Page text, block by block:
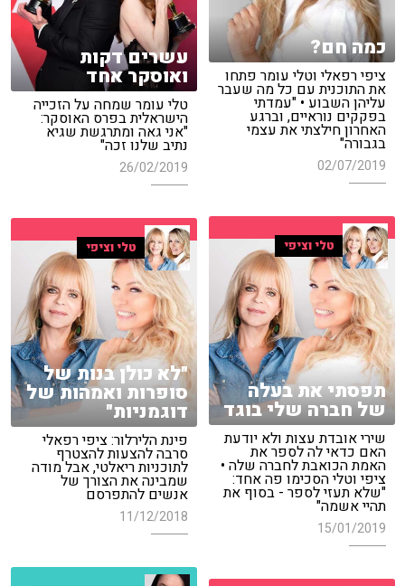
כמה חם?
ציפי רפאלי וטלי עומר פתחו
את התוכנית עם כל מה שעבר
עליהן השבוע • "עמדתי
בפקקים נוראיים, וברגע
האחרון חילצתי את עצמי
בגבורה"
02/07/2019
עשרים דקות
ואוסקר אחד
טלי עומר שמחה על הזכייה
הישראלית בפרס האוסקר:
"אני גאה ומתרגשת שגיא
נתיב שלנו זכה"
26/02/2019
טלי וציפי
תפסתי את בעלה
של חברה שלי בוגד
שירי אובדת עצות ולא יודעת
האם כדאי לה לספר את
האמת הכואבת לחברה שלה •
ציפי וטלי הסכימו פה אחד:
"שלא תעזי לספר - בסוף את
תהיי אשמה"
15/01/2019
טלי וציפי
"לא כולן בנות של
סופרות ואמהות של
דוגמניות"
פינת הלירלור: ציפי רפאלי
סרבה להצעות להצטרף
לתוכניות ריאלטי, אבל מודה
שמבינה את הצורך של
אנשים להתפרסם
11/12/2018